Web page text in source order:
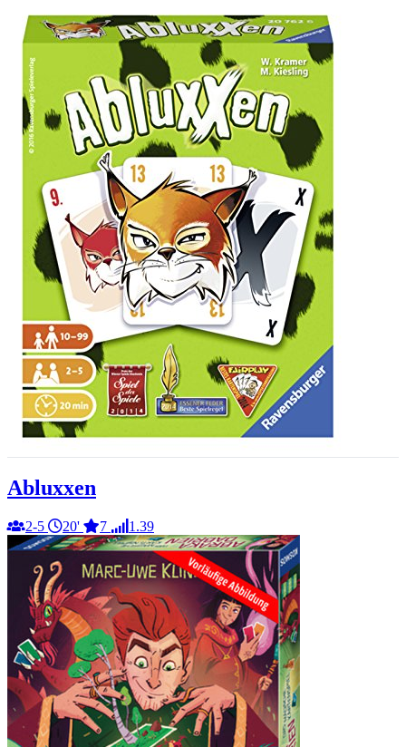
Abluxxen
2-5 20' 7 1.39